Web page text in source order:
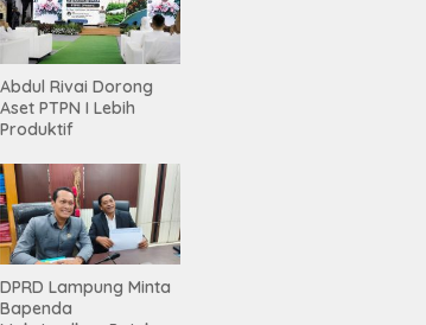
Abdul Rivai Dorong
Aset PTPN I Lebih
Produktif
DPRD Lampung Minta
Bapenda